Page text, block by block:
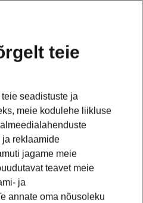
teie
seadistuste ja
meie kodulehe liikluse
reklaamide
jagame meie
teavet meie
ja
annate oma nõusoleku